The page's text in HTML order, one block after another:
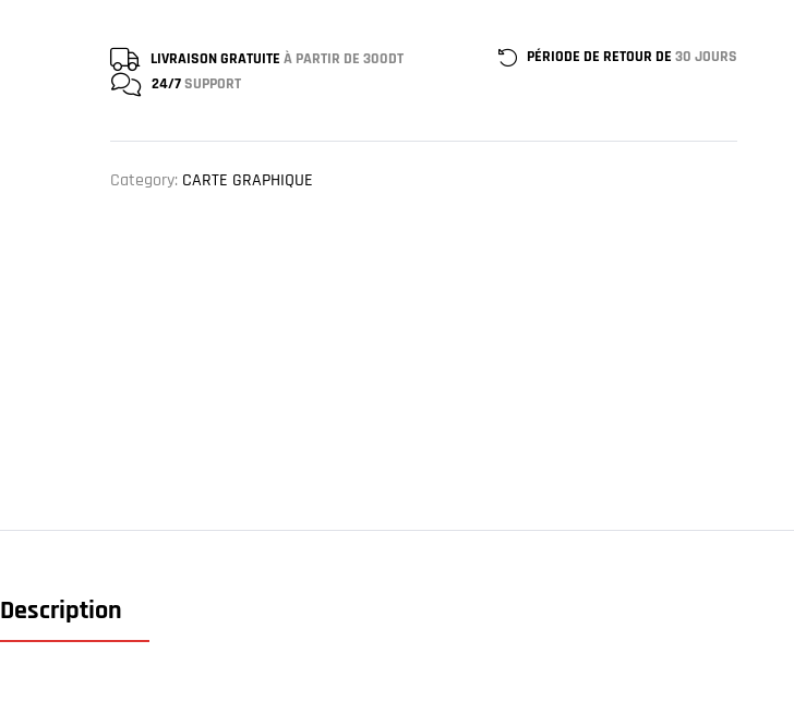
LIVRAISON GRATUITE À PARTIR DE 300DT PÉRIODE DE RETOUR DE 30 JOURS
24/7SUPPORT
Category: CARTE GRAPHIQUE
Description